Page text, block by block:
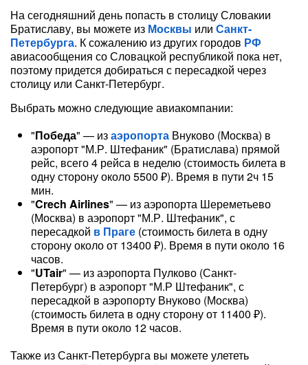
На сегодняшний день попасть в столицу Словакии
Братиславу, вы можете из Москвы или Санкт-
Петербурга. К сожалению из других городов РФ
авиасообщения со Словацкой республикой пока нет,
поэтому придется добираться с пересадкой через
столицу или Санкт-Петербург.
Выбрать можно следующие авиакомпании:
"Победа" — изаэропорта Внуково (Москва) в
аэропорт "М.Р. Штефаник" (Братислава) прямой
рейс, всего 4 рейса в неделю (стоимость билета в
одну сторону около 5500 ₽). Время в пути 2ч 15
мин.
"Crech Airlines" — из аэропорта Шереметьево
(Москва) в аэропорт "М.Р. Штефаник", с
пересадкой в Праге (стоимость билета в одну
сторону около от 13400 ₽). Время в пути около 16
часов.
"UTair" — из аэропорта Пулково (Санкт-
Петербург) в аэропорт "М.Р Штефаник", с
пересадкой в аэропорту Внуково (Москва)
(стоимость билета в одну сторону от 11400 ₽).
Время в пути около 12 часов.
Также из Санкт-Петербурга вы можете улететь